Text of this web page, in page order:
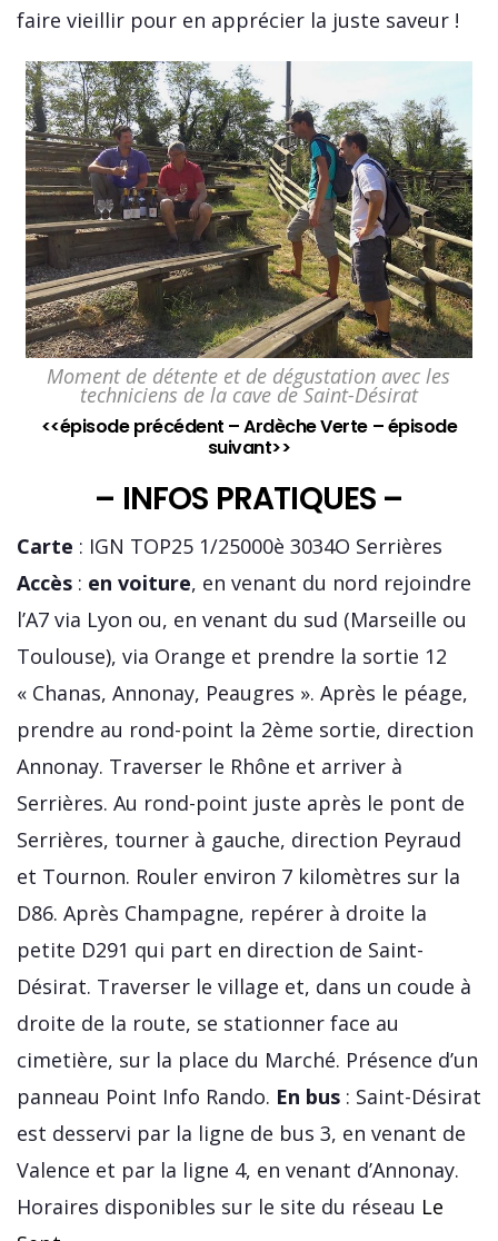
faire vieillir pour en apprécier la juste saveur !
Moment de détente et de dégustation avec les
techniciens de la cave de Saint-Désirat
<<épisode précédent – Ardèche Verte –épisode
suivant>>
– INFOS PRATIQUES –
Carte : IGN TOP25 1/25000è 3034O Serrières
Accès : en voiture, en venant du nord rejoindre
l’A7 via Lyon ou, en venant du sud (Marseille ou
Toulouse), via Orange et prendre la sortie 12
« Chanas, Annonay, Peaugres ». Après le péage,
prendre au rond-point la 2ème sortie, direction
Annonay. Traverser le Rhône et arriver à
Serrières. Au rond-point juste après le pont de
Serrières, tourner à gauche, direction Peyraud
et Tournon. Rouler environ 7 kilomètres sur la
D86. Après Champagne, repérer à droite la
petite D291 qui part en direction de Saint-
Désirat. Traverser le village et, dans un coude à
droite de la route, se stationner face au
cimetière, sur la place du Marché. Présence d’un
panneau Point Info Rando. En bus : Saint-Désirat
est desservi par la ligne de bus 3, en venant de
Valence et par la ligne 4, en venant d’Annonay.
Horaires disponibles sur le site du réseau Le